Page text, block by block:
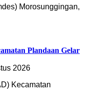
Morosunggingan,
Plandaan Gelar
2026
Kecamatan